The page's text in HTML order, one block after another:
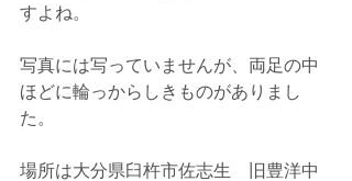
すよね。
写真には写っていませんが、両足の中
ほどに輪っからしきものがありまし
た。
場所は大分県臼杵市佐志生　旧豊洋中